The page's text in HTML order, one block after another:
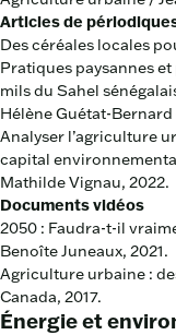
Articles de
Des céréales locales
Pratiques paysannes
mils du Sahel
Hélène Guétat-Bernard
Analyser l’agriculture
capital
Mathilde Vignau, 2022.
Documents vidéos
2050 : Faudra-t-il
Benoîte Juneaux, 2021.
Agriculture urbaine :
Canada, 2017.
Énergie et